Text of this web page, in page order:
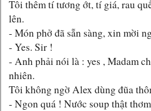
Tôi thêm tí tương ớt, tí giá, rau
lên.
- Món phở đã sẵn sàng, xin mời
- Yes. Sir !
- Anh phải nói là : yes , Madam
nhiên.
Tôi không ngờ Alex dùng đũa
- Ngon quá ! Nước soup thật